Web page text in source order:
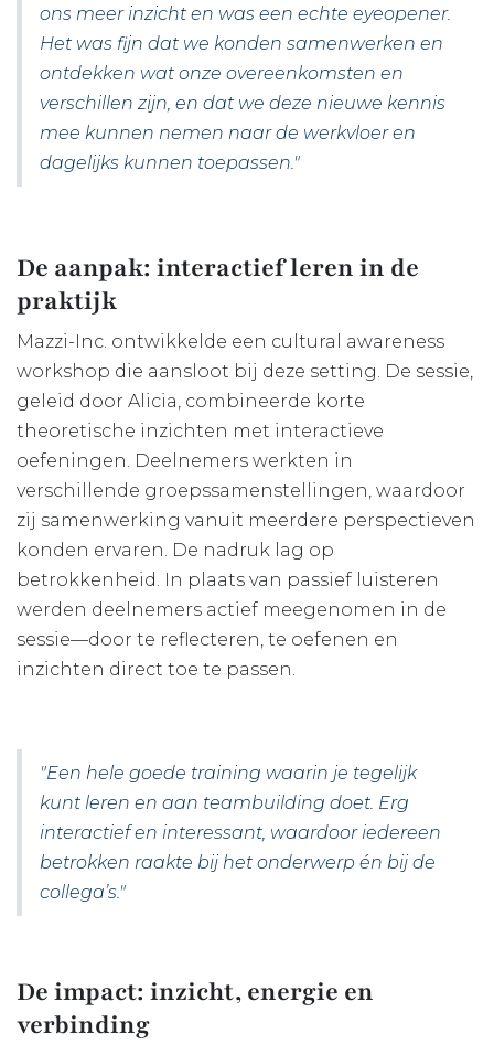
ons meer inzicht en was een echte eyeopener.
Het was fijn dat we konden samenwerken en
ontdekken wat onze overeenkomsten en
verschillen zijn, en dat we deze nieuwe kennis
mee kunnen nemen naar de werkvloer en
dagelijks kunnen toepassen."
De aanpak: interactief leren in de
praktijk
Mazzi-Inc. ontwikkelde een cultural awareness
workshop die aansloot bij deze setting. De sessie,
geleid door Alicia, combineerde korte
theoretische inzichten met interactieve
oefeningen. Deelnemers werkten in
verschillende groepssamenstellingen, waardoor
zij samenwerking vanuit meerdere perspectieven
konden ervaren. De nadruk lag op
betrokkenheid. In plaats van passief luisteren
werden deelnemers actief meegenomen in de
sessie—door te reflecteren, te oefenen en
inzichten direct toe te passen.
"Een hele goede training waarin je tegelijk
kunt leren en aan teambuilding doet. Erg
interactief en interessant, waardoor iedereen
betrokken raakte bij het onderwerp én bij de
collega’s."
De impact: inzicht, energie en
verbinding